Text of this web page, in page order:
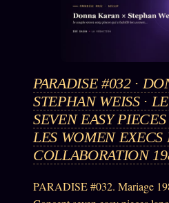
PARADISE #032 ·
STEPHAN WEISS ·
SEVEN EASY
LES WOMEN EXECS
COLLABORATION
PARADISE #032. Mariage